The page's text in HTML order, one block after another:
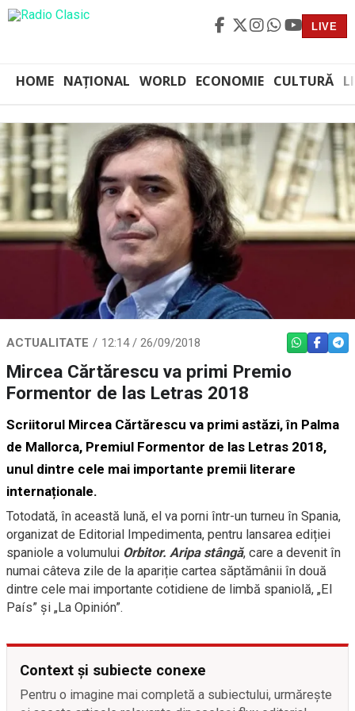
LIVE
HOME NAȚIONAL WORLD ECONOMIE CULTURĂ
ACTUALITATE 12:14 / 26/09/2018 WHATSAPP
Mircea Cărtărescu va primi Premio
Formentor de las Letras 2018
Scriitorul Mircea Cărtărescu va primi astăzi, în Palma
de Mallorca, Premiul Formentor de las Letras 2018,
unul dintre cele mai importante premii literare
internaționale.
Totodată, în această lună, el va porni într-un turneu în Spania,
organizat de Editorial Impedimenta, pentru lansarea ediției
spaniole a volumului Orbitor. Aripa stângă, care a devenit în
numai câteva zile de la apariție cartea săptămânii în două
dintre cele mai importante cotidiene de limbă spaniolă, „El
País” și „La Opinión”.
Context și subiecte conexe
Pentru o imagine mai completă a subiectului, urmărește